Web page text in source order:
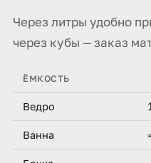
Через литры удобно
через кубы — заказ
ЁМКОСТЬ
Ведро
Ванна